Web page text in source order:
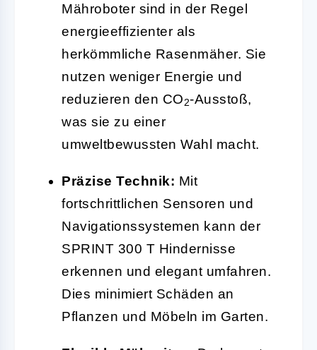
Mähroboter sind in der Regel
energieeffizienter als
herkömmliche Rasenmäher. Sie
nutzen weniger Energie und
reduzieren den CO2-Ausstoß,
was sie zu einer
umweltbewussten Wahl macht.
Präzise Technik: Mit
fortschrittlichen Sensoren und
Navigationssystemen kann der
SPRINT 300 T Hindernisse
erkennen und elegant umfahren.
Dies minimiert Schäden an
Pflanzen und Möbeln im Garten.